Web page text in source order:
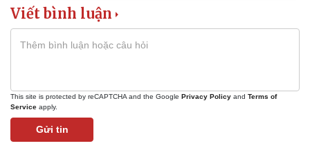
Viết bình luận
This site is protected by reCAPTCHA and the Google Privacy Policy and Terms of
Service apply.
Gửi tin